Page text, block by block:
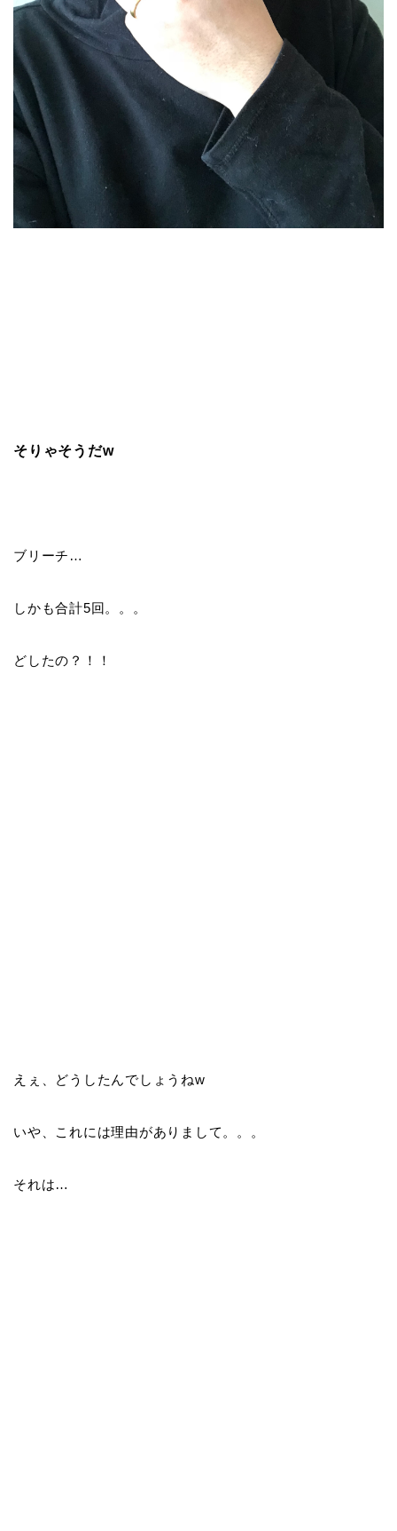
そりゃそうだw
ブリーチ…
しかも合計5回。。。
どしたの？！！
えぇ、どうしたんでしょうねw
いや、これには理由がありまして。。。
それは…